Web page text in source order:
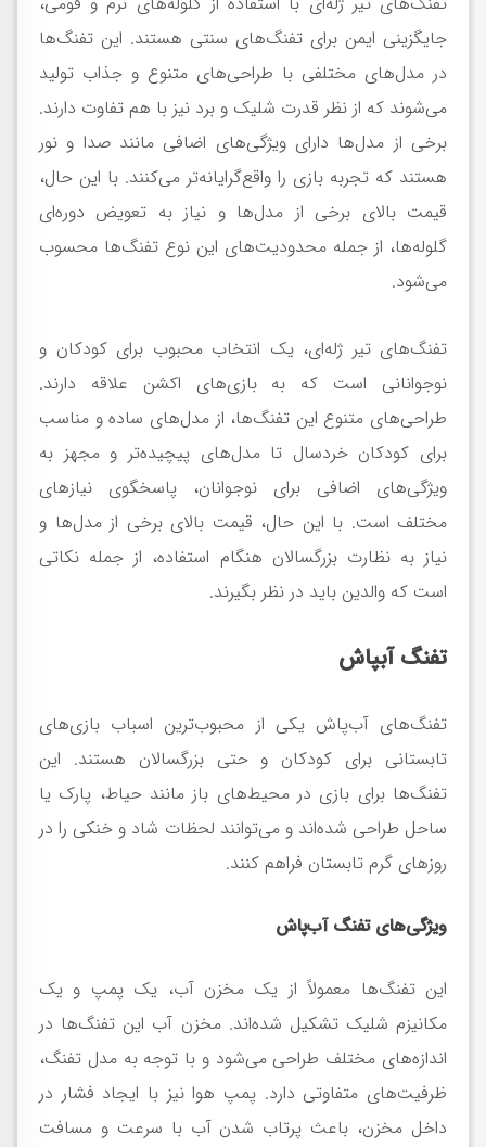
جایگزینی ایمن برای تفنگ‌های سنتی هستند. این تفنگ‌ها
در مدل‌های مختلفی با طراحی‌های متنوع و جذاب تولید
می‌شوند که از نظر قدرت شلیک و برد نیز با هم تفاوت دارند.
برخی از مدل‌ها دارای ویژگی‌های اضافی مانند صدا و نور
هستند که تجربه بازی را واقع‌گرایانه‌تر می‌کنند. با این حال،
قیمت بالای برخی از مدل‌ها و نیاز به تعویض دوره‌ای
گلوله‌ها، از جمله محدودیت‌های این نوع تفنگ‌ها محسوب
می‌شود.
تفنگ‌های تیر ژله‌ای، یک انتخاب محبوب برای کودکان و
نوجوانانی است که به بازی‌های اکشن علاقه دارند.
طراحی‌های متنوع این تفنگ‌ها، از مدل‌های ساده و مناسب
برای کودکان خردسال تا مدل‌های پیچیده‌تر و مجهز به
ویژگی‌های اضافی برای نوجوانان، پاسخگوی نیازهای
مختلف است. با این حال، قیمت بالای برخی از مدل‌ها و
نیاز به نظارت بزرگسالان هنگام استفاده، از جمله نکاتی
است که والدین باید در نظر بگیرند.
تفنگ آبپاش
تفنگ‌های آب‌پاش یکی از محبوب‌ترین اسباب بازی‌های
تابستانی برای کودکان و حتی بزرگسالان هستند. این
تفنگ‌ها برای بازی در محیط‌های باز مانند حیاط، پارک یا
ساحل طراحی شده‌اند و می‌توانند لحظات شاد و خنکی را در
روزهای گرم تابستان فراهم کنند.
ویژگی‌های تفنگ آب‌پاش
این تفنگ‌ها معمولاً از یک مخزن آب، یک پمپ و یک
مکانیزم شلیک تشکیل شده‌اند. مخزن آب این تفنگ‌ها در
اندازه‌های مختلف طراحی می‌شود و با توجه به مدل تفنگ،
ظرفیت‌های متفاوتی دارد. پمپ هوا نیز با ایجاد فشار در
داخل مخزن، باعث پرتاب شدن آب با سرعت و مسافت